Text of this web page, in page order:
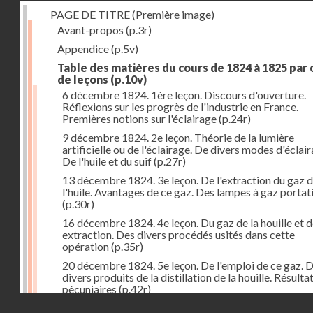
PAGE DE TITRE (Première image)
Avant-propos (p.3r)
Appendice(p.5v)
Table des matières du cours de 1824 à 1825 par
de leçons (p.10v)
6 décembre 1824. 1ère leçon. Discours d'ouverture.
Réflexions sur les progrès de l'industrie en France.
Premières notions sur l'éclairage(p.24r)
9 décembre 1824. 2e leçon. Théorie de la lumière
artificielle ou de l'éclairage. De divers modes
De l'huile et du suif(p.27r)
13 décembre 1824. 3e leçon. De l'extraction du gaz
l'huile. Avantages de ce gaz. Des lampes à gaz
(p.30r)
16 décembre 1824. 4e leçon. Du gaz de la houille et
extraction. Des divers procédés usités dans cette
opération(p.35r)
20 décembre 1824. 5e leçon. De l'emploi de ce gaz.
divers produits de la distillation de la houille.
pécuniaires (p.42r)